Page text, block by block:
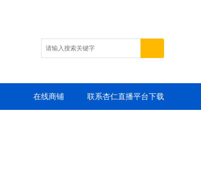
在线商铺 联系杏仁直播平台下载